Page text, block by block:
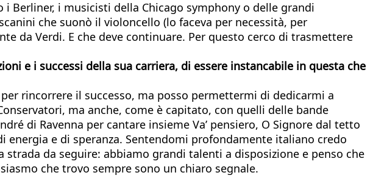
Berliner, i musicisti della Chicago symphony o delle grandi
che suonò il violoncello (lo faceva per necessità, per
da Verdi. E che deve continuare. Per questo cerco di trasmettere
e i successi della sua carriera, di essere instancabile in questa che
rincorrere il successo, ma posso permettermi di dedicarmi a
ma anche, come è capitato, con quelli delle bande
di Ravenna per cantare insieme Va’ pensiero, O Signore dal tetto
e di speranza. Sentendomi profondamente italiano credo
da seguire: abbiamo grandi talenti a disposizione e penso che
che trovo sempre sono un chiaro segnale.